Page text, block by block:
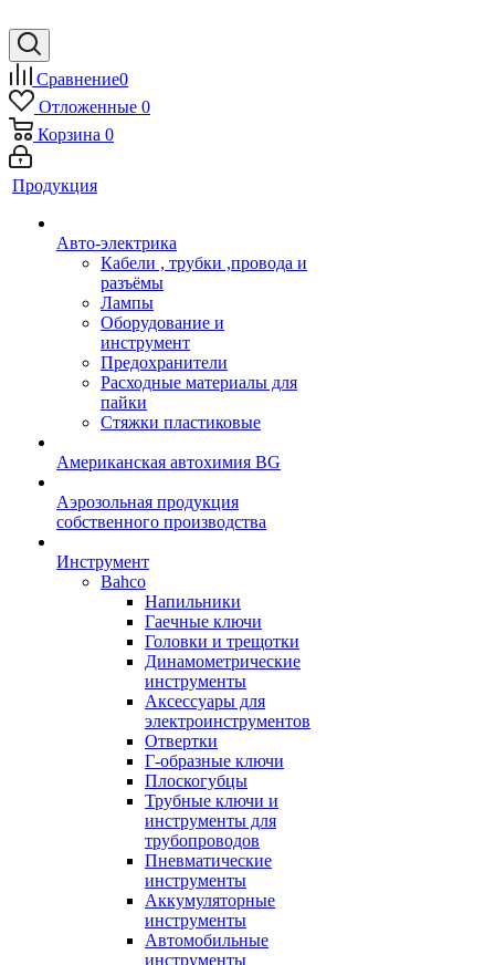
Сравнение0
Отложенные 0
Корзина 0
Продукция
Авто-электрика
Кабели , трубки ,провода и
разъёмы
Лампы
Оборудование и
инструмент
Предохранители
Расходные материалы для
пайки
Стяжки пластиковые
Американская автохимия BG
Аэрозольная продукция
собственного производства
Инструмент
Bahco
Напильники
Гаечные ключи
Головки и трещотки
Динамометрические
инструменты
Аксессуары для
электроинструментов
Отвертки
Г-образные ключи
Плоскогубцы
Трубные ключи и
инструменты для
трубопроводов
Пневматические
инструменты
Аккумуляторные
инструменты
Автомобильные
инструменты